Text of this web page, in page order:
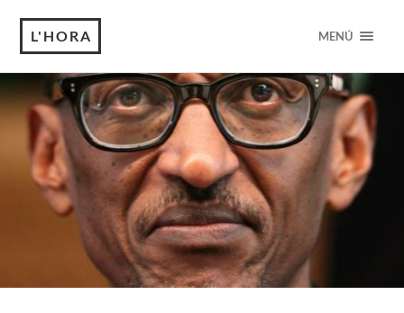
L'HORA MENÚ